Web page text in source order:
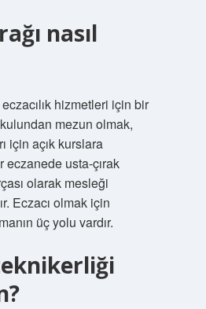
nasıl
hizmetleri için bir
mezun olmak,
için açık kurslara
eczanede usta-çırak
olarak mesleği
Eczacı olmak için
üç yolu vardır.